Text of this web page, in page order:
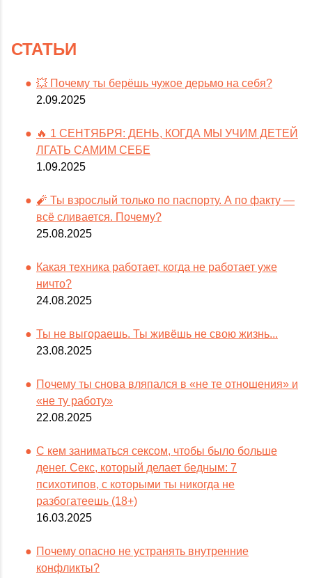
СТАТЬИ
💥 Почему ты берёшь чужое дерьмо на себя?
2.09.2025
🔥 1 СЕНТЯБРЯ: ДЕНЬ, КОГДА МЫ УЧИМ ДЕТЕЙ
ЛГАТЬ САМИМ СЕБЕ
1.09.2025
🧨 Ты взрослый только по паспорту. А по факту —
всё сливается. Почему?
25.08.2025
Какая техника работает, когда не работает уже
ничто?
24.08.2025
Ты не выгораешь. Ты живёшь не свою жизнь...
23.08.2025
Почему ты снова вляпался в «не те отношения» и
«не ту работу»
22.08.2025
С кем заниматься сексом, чтобы было больше
денег. Секс, который делает бедным: 7
психотипов, с которыми ты никогда не
разбогатеешь (18+)
16.03.2025
Почему опасно не устранять внутренние
конфликты?